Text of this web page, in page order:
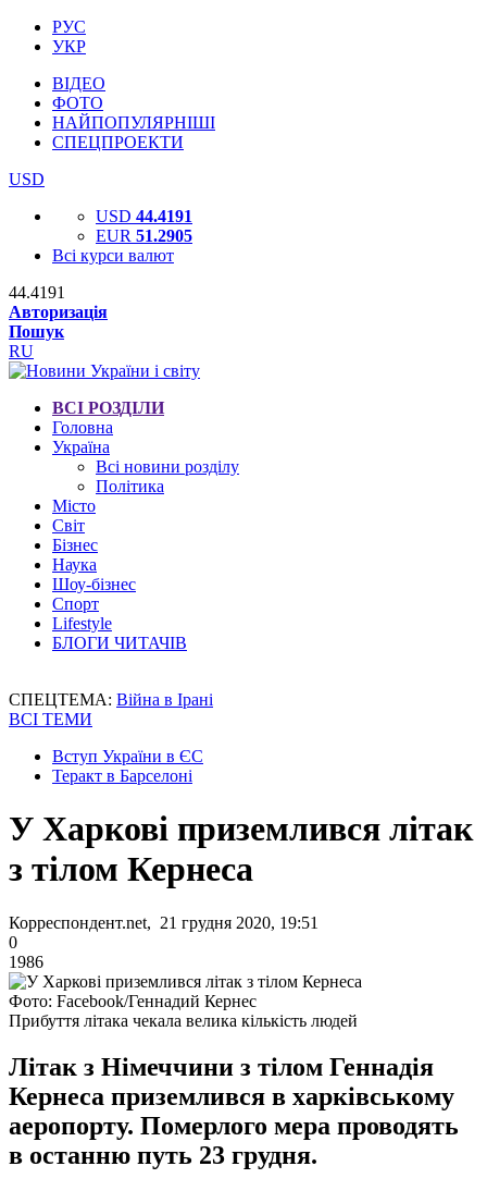
РУС
УКР
ВІДЕО
ФОТО
НАЙПОПУЛЯРНІШІ
СПЕЦПРОЕКТИ
USD
USD 44.4191
EUR 51.2905
Всі курси валют
44.4191
Авторизація
Пошук
RU
ВСІ РОЗДІЛИ
Головна
Україна
Всі новини розділу
Політика
Місто
Світ
Бізнес
Наука
Шоу-бізнес
Спорт
Lifestyle
БЛОГИ ЧИТАЧІВ
СПЕЦТЕМА: Війна в Ірані
ВСІ ТЕМИ
Вступ України в ЄС
Теракт в Барселоні
У Харкові приземлився літак
з тілом Кернеса
Корреспондент.net, 21 грудня 2020, 19:51
0
1986
Фото: Facebook/Геннадий Кернес
Прибуття літака чекала велика кількість людей
Літак з Німеччини з тілом Геннадія
Кернеса приземлився в харківському
аеропорту. Померлого мера проводять
в останню путь 23 грудня.